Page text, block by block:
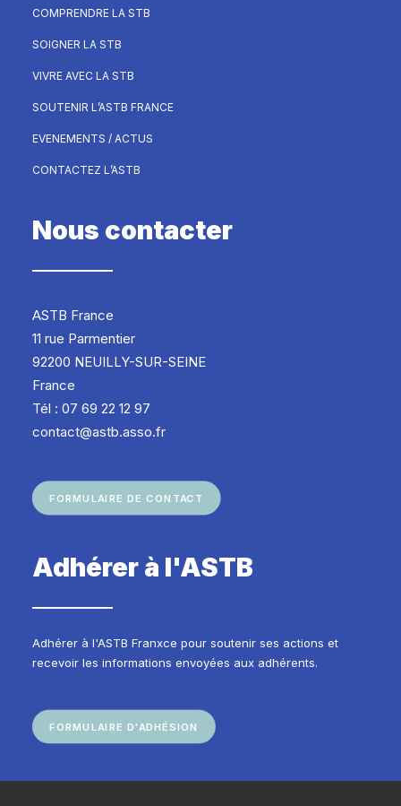
COMPRENDRE LA STB
SOIGNER LA STB
VIVRE AVEC LA STB
SOUTENIR L’ASTB FRANCE
EVENEMENTS / ACTUS
CONTACTEZ L’ASTB
Nous contacter
ASTB France
11 rue Parmentier
92200 NEUILLY-SUR-SEINE
France
Tél : 07 69 22 12 97
contact@astb.asso.fr
FORMULAIRE DE CONTACT
Adhérer à l'ASTB
Adhérer à l'ASTB Franxce pour soutenir ses actions et
recevoir les informations envoyées aux adhérents.
FORMULAIRE D'ADHÉSION